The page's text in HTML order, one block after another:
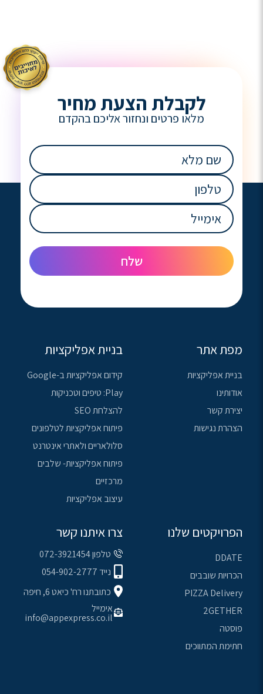
לקבלת הצעת מחיר
מלאו פרטים ונחזור אליכם בהקדם
שם
מלא
(חובה)
טלפון
(חובה)
אימייל
(חובה)
מפת אתר
בניית אפליקציות
אודותינו
יצירת קשר
הצהרת נגישות
בניית אפליקציות
קידום אפליקציות ב-Google
Play: טיפים וטכניקות
להצלחת SEO
פיתוח אפליקציות לטלפונים
סלולאריים ולאתרי אינטרנט
פיתוח אפליקציות- שלבים
מרכזיים
עיצוב אפליקציות
הפרויקטים שלנו
DDATE
הכרויות שובבים
PIZZA Delivery
2GETHER
פוסטה
חתימת המתווכים
צרו איתנו קשר
טלפון 072-3921454
נייד 054-902-2777
כתובתנו רח' כיאט 6, חיפה
אימייל
info@appexpress.co.il